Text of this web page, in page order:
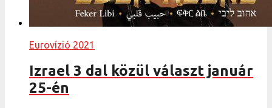
Eurovízió 2021
Izrael 3 dal közül választ január
25-én